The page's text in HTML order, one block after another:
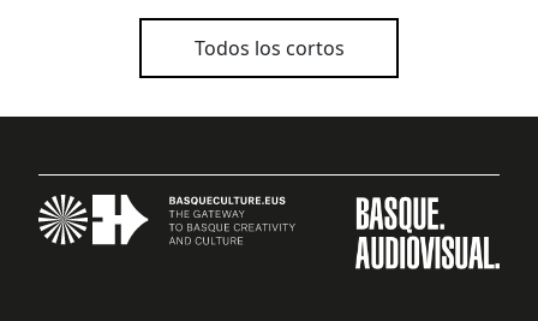
Todos los cortos